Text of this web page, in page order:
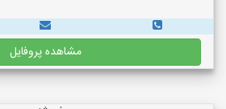
مشاهده پروفایل